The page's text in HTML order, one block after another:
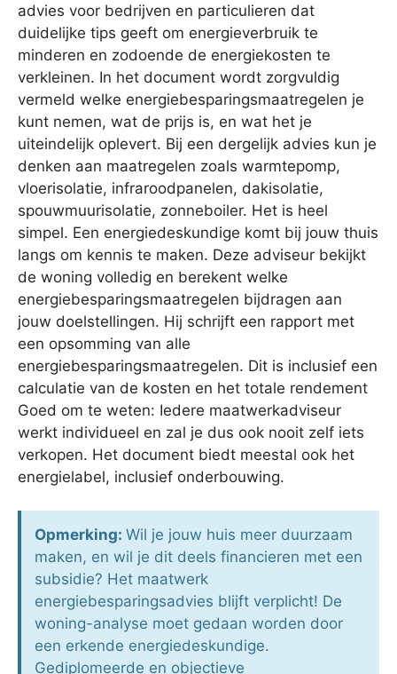
advies voor bedrijven en particulieren dat
duidelijke tips geeft om energieverbruik te
minderen en zodoende de energiekosten te
verkleinen. In het document wordt zorgvuldig
vermeld welke energiebesparingsmaatregelen je
kunt nemen, wat de prijs is, en wat het je
uiteindelijk oplevert. Bij een dergelijk advies kun je
denken aan maatregelen zoals warmtepomp,
vloerisolatie, infraroodpanelen, dakisolatie,
spouwmuurisolatie, zonneboiler. Het is heel
simpel. Een energiedeskundige komt bij jouw thuis
langs om kennis te maken. Deze adviseur bekijkt
de woning volledig en berekent welke
energiebesparingsmaatregelen bijdragen aan
jouw doelstellingen. Hij schrijft een rapport met
een opsomming van alle
energiebesparingsmaatregelen. Dit is inclusief een
calculatie van de kosten en het totale rendement
Goed om te weten: Iedere maatwerkadviseur
werkt individueel en zal je dus ook nooit zelf iets
verkopen. Het document biedt meestal ook het
energielabel, inclusief onderbouwing.
Opmerking: Wil je jouw huis meer duurzaam
maken, en wil je dit deels financieren met een
subsidie? Het maatwerk
energiebesparingsadvies blijft verplicht! De
woning-analyse moet gedaan worden door
een erkende energiedeskundige.
Gediplomeerde en objectieve